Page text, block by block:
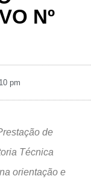
Nº
pm
de
Técnica
orientação e